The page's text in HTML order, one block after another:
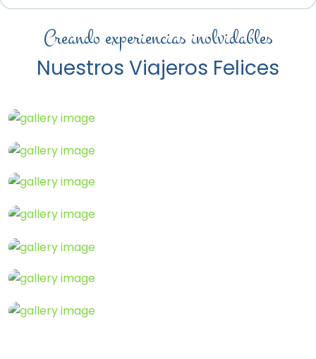
Creando experiencias inolvidables
Nuestros Viajeros Felices